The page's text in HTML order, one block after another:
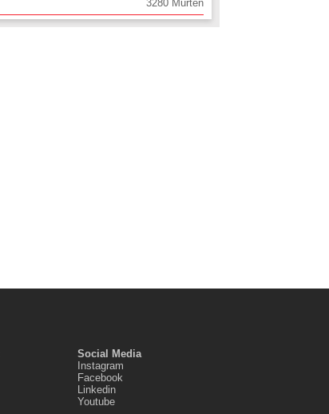
3280 Murten
Social Media
Instagram
Facebook
Linkedin
Youtube